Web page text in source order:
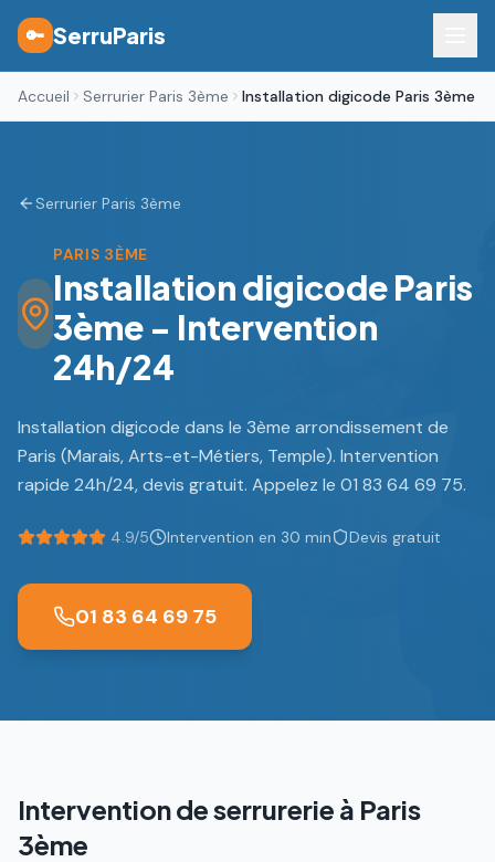
🔑 SerruParis
Accueil Serrurier Paris 3ème Installation digicode Paris 3ème
Serrurier Paris 3ème
PARIS 3ÈME
Installation digicode Paris
3ème - Intervention
24h/24
Installation digicode dans le 3ème arrondissement de
Paris (Marais, Arts-et-Métiers, Temple). Intervention
rapide 24h/24, devis gratuit. Appelez le 01 83 64 69 75.
4.9/5 Intervention en 30 min Devis gratuit
01 83 64 69 75
Intervention de serrurerie à Paris
3ème